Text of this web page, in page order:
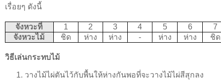
เรื่อยๆ ดังนี้
จังหวะที่ 1 2 3 4 5 6
7
จังหวะไม้
ชิด ห่าง ห่าง - ห่าง ห่าง ชิด
วิธีเล่นกระทบไม้
วางไม้ไผ่ตันไว้กับพื้นให้ห่างกันพอที่จะวางไม้ไผ่สีสุกลง